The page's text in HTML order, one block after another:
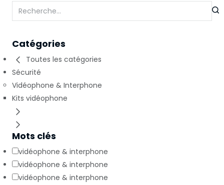
Catégories
Toutes les catégories
Sécurité
Vidéophone & Interphone
Kits vidéophone
Mots clés
vidéophone & interphone
vidéophone & interphone
vidéophone & interphone